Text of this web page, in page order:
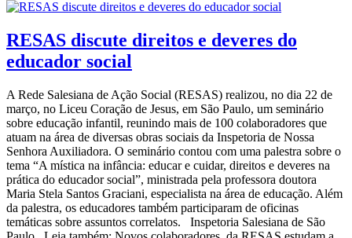
RESAS discute direitos e deveres do
educador social
A Rede Salesiana de Ação Social (RESAS) realizou, no dia 22 de
março, no Liceu Coração de Jesus, em São Paulo, um seminário
sobre educação infantil, reunindo mais de 100 colaboradores que
atuam na área de diversas obras sociais da Inspetoria de Nossa
Senhora Auxiliadora. O seminário contou com uma palestra sobre o
tema “A mística na infância: educar e cuidar, direitos e deveres na
prática do educador social”, ministrada pela professora doutora
Maria Stela Santos Graciani, especialista na área de educação. Além
da palestra, os educadores também participaram de oficinas
temáticas sobre assuntos correlatos. Inspetoria Salesiana de São